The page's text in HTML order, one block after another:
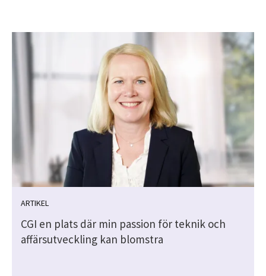
ARTIKEL
CGI en plats där min passion för teknik och
affärsutveckling kan blomstra